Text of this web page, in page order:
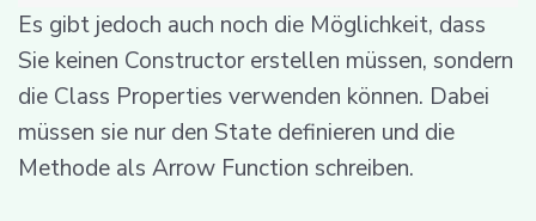
Es gibt jedoch auch noch die Möglichkeit, dass
Sie keinen Constructor erstellen müssen, sondern
die Class Properties verwenden können. Dabei
müssen sie nur den State definieren und die
Methode als Arrow Function schreiben.